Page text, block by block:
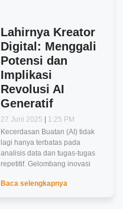
Lahirnya Kreator
Digital: Menggali
Potensi dan
Implikasi
Revolusi AI
Generatif
27 Juni 2025
1:25 PM
Kecerdasan Buatan (AI) tidak
lagi hanya terbatas pada
analisis data dan tugas-tugas
repetitif. Gelombang inovasi
Baca selengkapnya